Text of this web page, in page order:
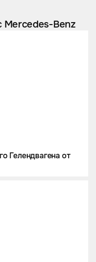
Mercedes-Benz
Гелендвагена от